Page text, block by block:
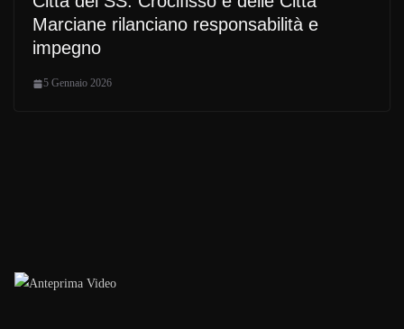
Marciane rilanciano responsabilità e
impegno
5 Gennaio 2026